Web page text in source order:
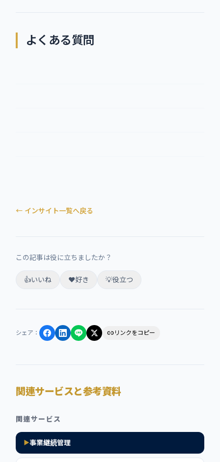
よくある質問
← インサイト一覧へ戻る
この記事は役に立ちましたか？
👍いいね ❤️好き 💡役立つ
シェア ： リンクをコピー
関連サービスと参考資料
関連サービス
▶事業継続管理